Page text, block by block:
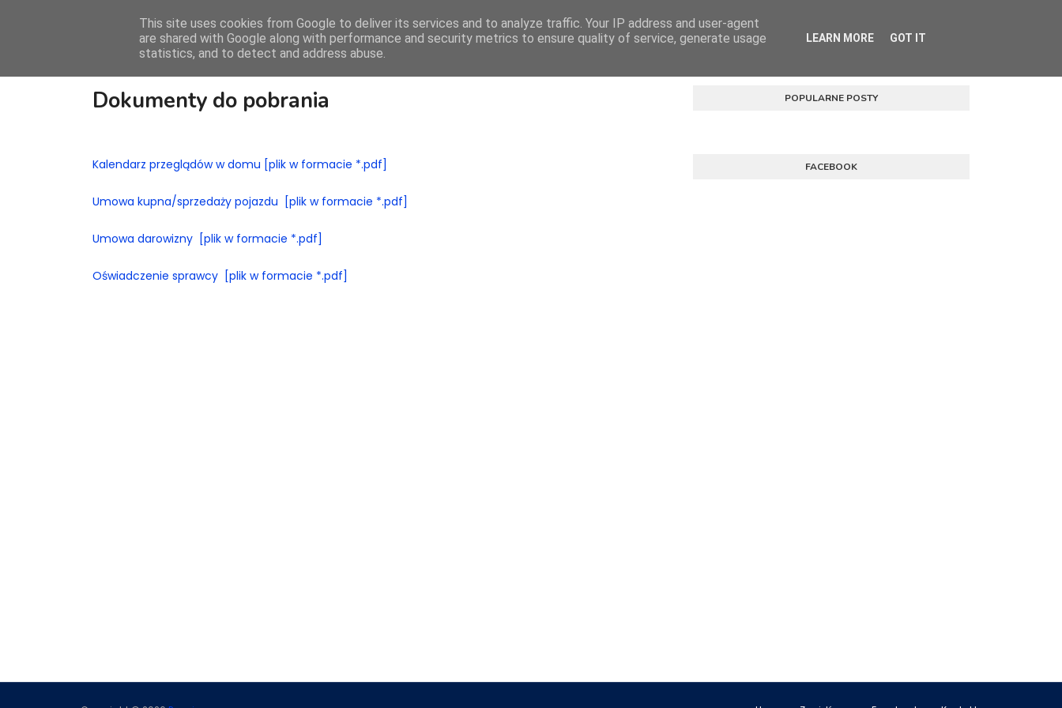
HOME O NAS UBEZPIECZENIA ZGŁOSZENIE ROSZCZENIA DO POBRANIA ZAKUP ONLINE
Dokumenty do pobrania
Kalendarz przeglądów w domu [plik w formacie *.pdf]
Umowa kupna/sprzedaży pojazdu [plik w formacie *.pdf]
Umowa darowizny [plik w formacie *.pdf]
Oświadczenie sprawcy [plik w formacie *.pdf]
POPULARNE POSTY
FACEBOOK
This site uses cookies from Google to deliver its services and to analyze traffic. Your IP address and user-agent
are shared with Google along with performance and security metrics to ensure quality of service, generate usage
statistics, and to detect and address abuse.
LEARN MORE GOT IT